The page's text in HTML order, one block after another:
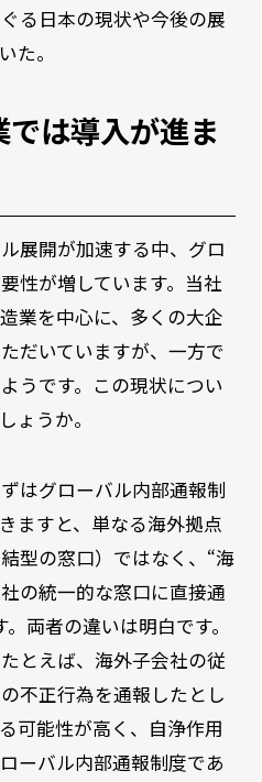
る日本の現状や今後の展
た。
は導入が進ま
開が加速する中、グロ
性が増しています。当社
業を中心に、多くの大企
だいていますが、一方で
うです。この現状につい
ょうか。
はグローバル内部通報制
ますと、単なる海外拠点
型の窓口）ではなく、“海
の統一的な窓口に直接通
両者の違いは明白です。
とえば、海外子会社の従
不正行為を通報したとし
可能性が高く、自浄作用
ーバル内部通報制度であ